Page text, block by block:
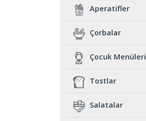
Aperatifler
Çorbalar
Çocuk Menüleri
Tostlar
Salatalar